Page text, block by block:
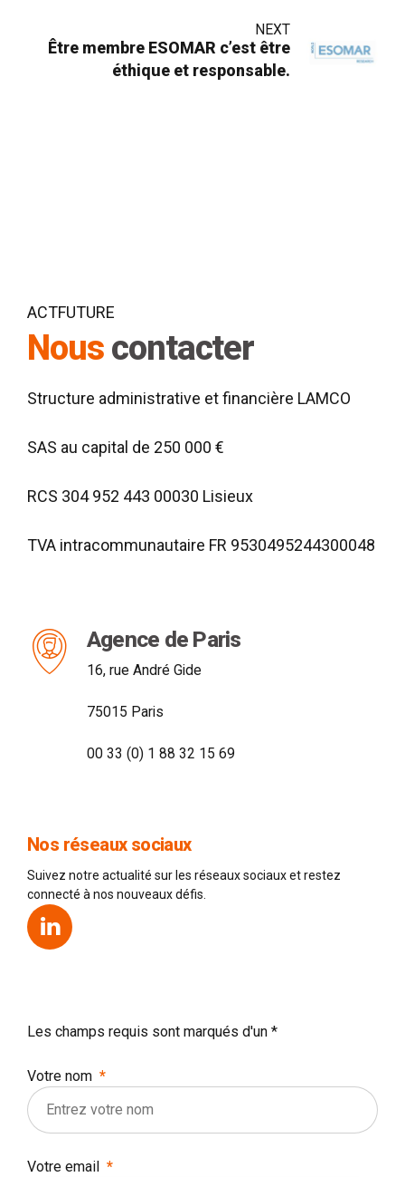
NEXT
Être membre ESOMAR c’est être
éthique et responsable.
ACTFUTURE
Nous contacter
Structure administrative et financière LAMCO
SAS au capital de 250 000 €
RCS 304 952 443 00030 Lisieux
TVA intracommunautaire FR 9530495244300048
Agence de Paris
16, rue André Gide
75015 Paris
00 33 (0) 1 88 32 15 69
Nos réseaux sociaux
Suivez notre actualité sur les réseaux sociaux et restez
connecté à nos nouveaux défis.
Les champs requis sont marqués d'un *
Votre nom
Votre email